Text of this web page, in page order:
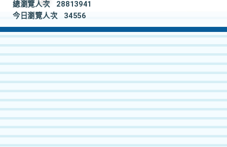
總瀏覽人次
28813941
今日瀏覽人次
34556